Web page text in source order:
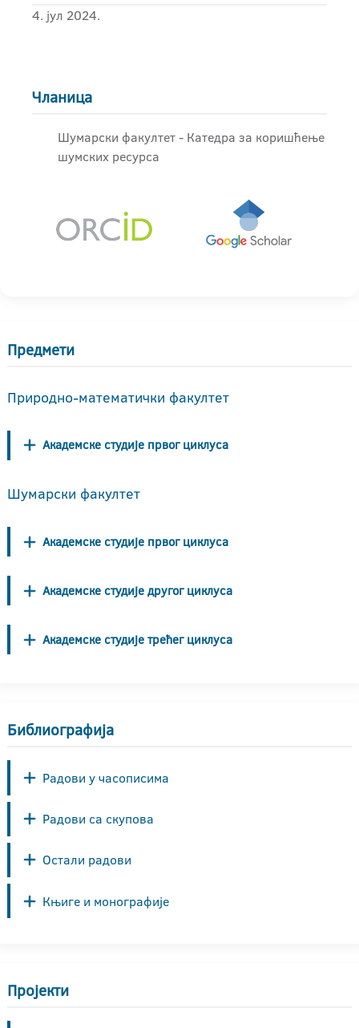
4. јул 2024.
Чланица
Шумарски факултет - Катедра за коришћење
шумских ресурса
Предмети
Природно-математички факултет
Академске студије првог циклуса
Шумарски факултет
Академске студије првог циклуса
Академске студије другог циклуса
Академске студије трећег циклуса
Библиографија
Радови у часописима
Радови са скупова
Остали радови
Књиге и монографије
Пројекти